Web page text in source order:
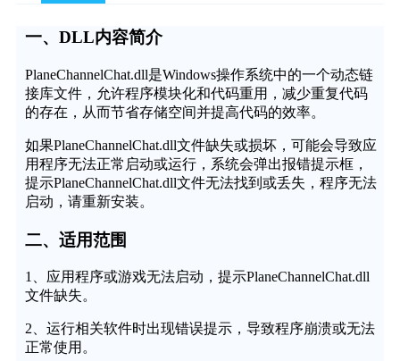
一、DLL内容简介
PlaneChannelChat.dll是Windows操作系统中的一个动态链
接库文件，允许程序模块化和代码重用，减少重复代码
的存在，从而节省存储空间并提高代码的效率。
如果PlaneChannelChat.dll文件缺失或损坏，可能会导致应
用程序无法正常启动或运行，系统会弹出报错提示框，
提示PlaneChannelChat.dll文件无法找到或丢失，程序无法
启动，请重新安装。
二、适用范围
1、应用程序或游戏无法启动，提示PlaneChannelChat.dll
文件缺失。
2、运行相关软件时出现错误提示，导致程序崩溃或无法
正常使用。